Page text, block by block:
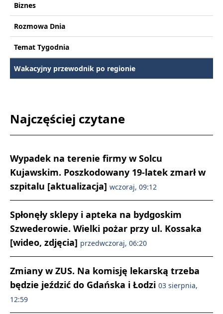
Biznes
Rozmowa Dnia
Temat Tygodnia
Wakacyjny przewodnik po regionie
Najczęściej czytane
Wypadek na terenie firmy w Solcu
Kujawskim. Poszkodowany 19-latek zmarł w
szpitalu [aktualizacja] wczoraj, 09:12
Spłonęły sklepy i apteka na bydgoskim
Szwederowie. Wielki pożar przy ul. Kossaka
[wideo, zdjęcia] przedwczoraj, 06:20
Zmiany w ZUS. Na komisję lekarską trzeba
będzie jeździć do Gdańska i Łodzi 03 sierpnia,
12:59